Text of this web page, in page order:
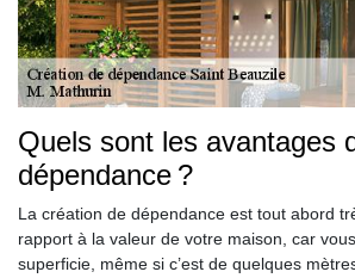
Quels sont les avantages
dépendance ?
La création de dépendance est tout abord
rapport à la valeur de votre maison, car
superficie, même si c’est de quelques